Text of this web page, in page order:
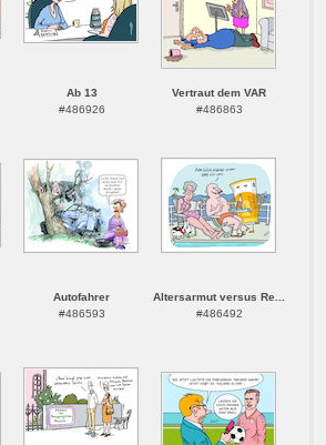
Ab 13
#486926
Vertraut dem VAR
#486863
Autofahrer
#486593
Altersarmut versus Re...
#486492